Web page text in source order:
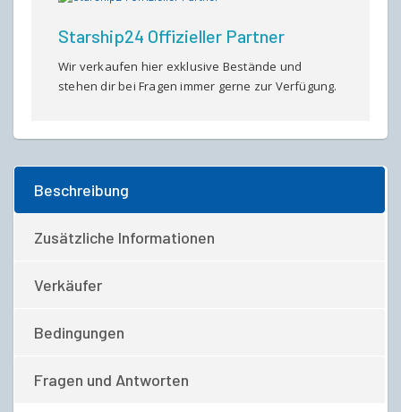
Starship24 Offizieller Partner
Wir verkaufen hier exklusive Bestände und
stehen dir bei Fragen immer gerne zur Verfügung.
Beschreibung
Zusätzliche Informationen
Verkäufer
Bedingungen
Fragen und Antworten